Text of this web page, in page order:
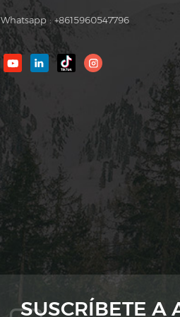
Whatsapp :+8615960547796
SUSCRÍBETE